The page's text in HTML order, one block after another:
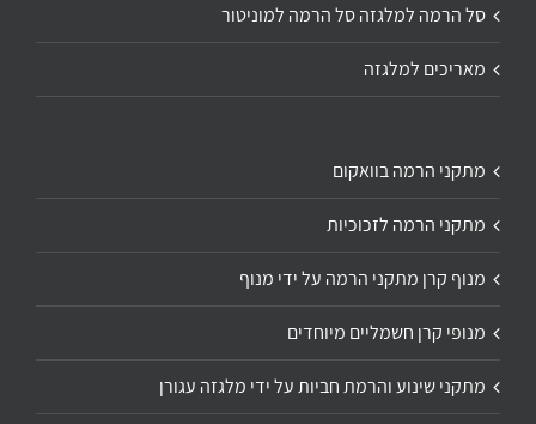
סל הרמה למלגזה סל הרמה למוניטור
מאריכים למלגזה
מתקני הרמה בוואקום
מתקני הרמה לזכוכיות
מנוף קרן מתקני הרמה על ידי מנוף
מנופי קרן חשמליים מיוחדים
מתקני שינוע והרמת חביות על ידי מלגזה עגורן